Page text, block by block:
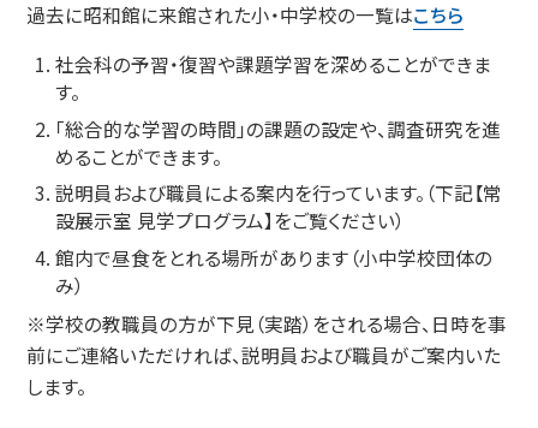
過去に昭和館に来館された小・中学校の一覧はこちら
社会科の予習・復習や課題学習を深めることができま
す。
「総合的な学習の時間」の課題の設定や、調査研究を進
めることができます。
説明員および職員による案内を行っています。（下記【常
設展示室 見学プログラム】をご覧ください）
館内で昼食をとれる場所があります（小中学校団体の
み）
※学校の教職員の方が下見（実踏）をされる場合、日時を事
前にご連絡いただければ、説明員および職員がご案内いた
します。